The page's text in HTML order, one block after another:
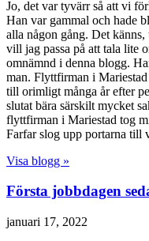
Jo, det var tyvärr så att vi
Han var gammal och hade
alla någon gång. Det
vill jag passa på att tala lite
omnämnd i denna blogg.
man. Flyttfirman i
till orimligt många år efter
slutat bära särskilt mycket
flyttfirman i Mariestad tog
Farfar slog upp portarna till
Visa blogg »
Första jobbdagen
januari 17, 2022